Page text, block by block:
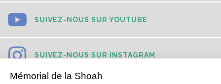
SUIVEZ-NOUS SUR YOUTUBE
SUIVEZ-NOUS SUR INSTAGRAM